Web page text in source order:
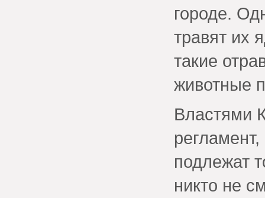
городе.
травят их
такие
животные
Властями
подлежат
никто не